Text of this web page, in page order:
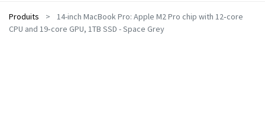
Produits
14-inch MacBook Pro: Apple M2 Pro chip with 12‑core
CPU and 19‑core GPU, 1TB SSD - Space Grey